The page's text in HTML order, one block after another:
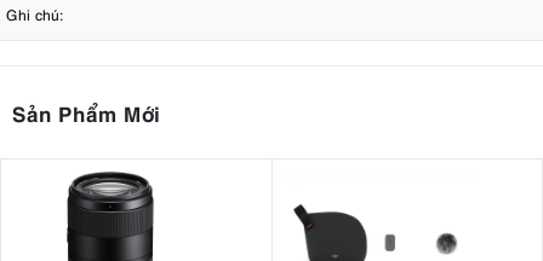
Ghi chú:
Sản Phẩm Mới